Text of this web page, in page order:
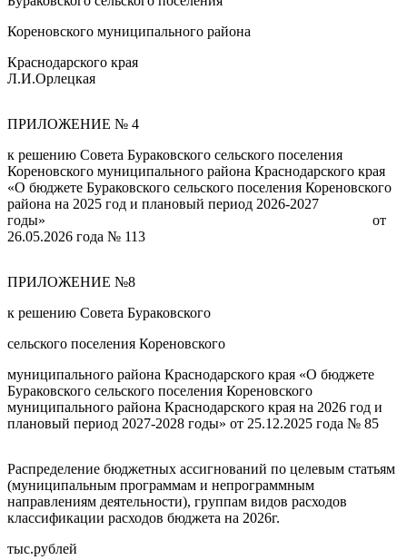
Кореновского муниципального района
Краснодарского края
Л.И.Орлецкая
ПРИЛОЖЕНИЕ № 4
к решению Совета Бураковского сельского поселения
Кореновского муниципального района Краснодарского края
«О бюджете Бураковского сельского поселения Кореновского
района на 2025 год и плановый период 2026-2027
годы» от
26.05.2026 года № 113
ПРИЛОЖЕНИЕ №8
к решению Совета Бураковского
сельского поселения Кореновского
муниципального района Краснодарского края «О бюджете
Бураковского сельского поселения Кореновского
муниципального района Краснодарского края на 2026 год и
плановый период 2027-2028 годы» от 25.12.2025 года № 85
Распределение бюджетных ассигнований по целевым статьям
(муниципальным программам и непрограммным
направлениям деятельности), группам видов расходов
классификации расходов бюджета на 2026г.
тыс.рублей